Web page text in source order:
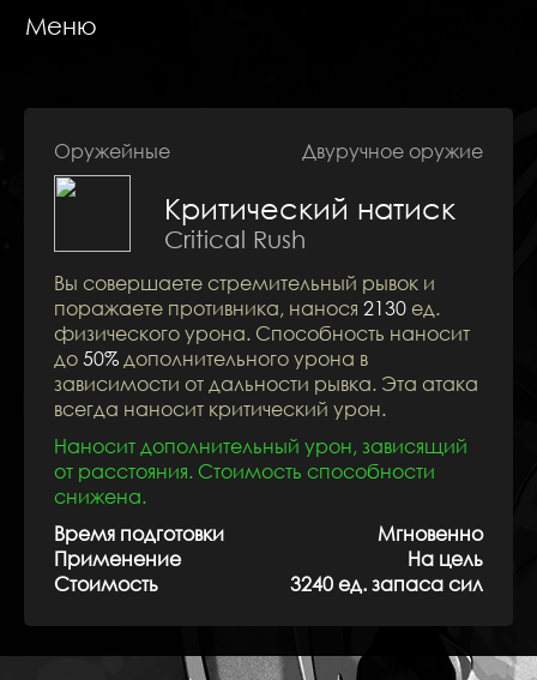
Меню
Оружейные Двуручное оружие
Критический натиск
Critical Rush
Вы совершаете стремительный рывок и
поражаете противника, нанося 2130ед.
физического урона. Способность наносит
до50% дополнительного урона в
зависимости от дальности рывка. Эта атака
всегда наносит критический урон.
Наносит дополнительный урон, зависящий
от расстояния. Стоимость способности
снижена.
Время подготовки
Мгновенно
Применение
На цель
Стоимость
3240 ед. запаса сил